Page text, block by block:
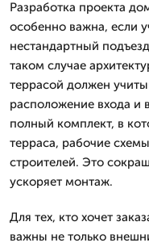
Разработка проекта
особенно важна, если
нестандартный
таком случае
террасой должен
расположение входа и
полный комплект, в
терраса, рабочие
строителей. Это
ускоряет монтаж.
Для тех, кто хочет
важны не только